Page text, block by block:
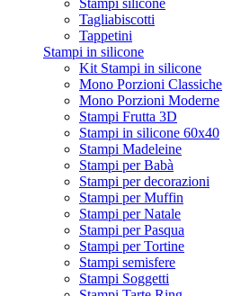
Stampi silicone
Tagliabiscotti
Tappetini
Stampi in silicone
Kit Stampi in silicone
Mono Porzioni Classiche
Mono Porzioni Moderne
Stampi Frutta 3D
Stampi in silicone 60x40
Stampi Madeleine
Stampi per Babà
Stampi per decorazioni
Stampi per Muffin
Stampi per Natale
Stampi per Pasqua
Stampi per Tortine
Stampi semisfere
Stampi Soggetti